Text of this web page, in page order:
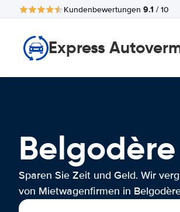
Kundenbewertungen 9.1 / 10
Express
Belgodère
Sparen Sie Zeit und Geld. Wir
von Mietwagenfirmen in